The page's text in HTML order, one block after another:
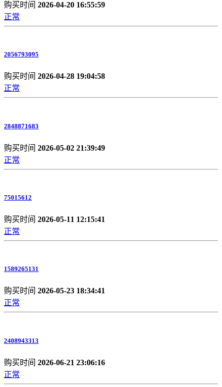
购买时间 2026-04-20 16:55:59
正常
2056793095
购买时间 2026-04-28 19:04:58
正常
2848871683
购买时间 2026-05-02 21:39:49
正常
75015612
购买时间 2026-05-11 12:15:41
正常
1589265131
购买时间 2026-05-23 18:34:41
正常
2408943313
购买时间 2026-06-21 23:06:16
正常